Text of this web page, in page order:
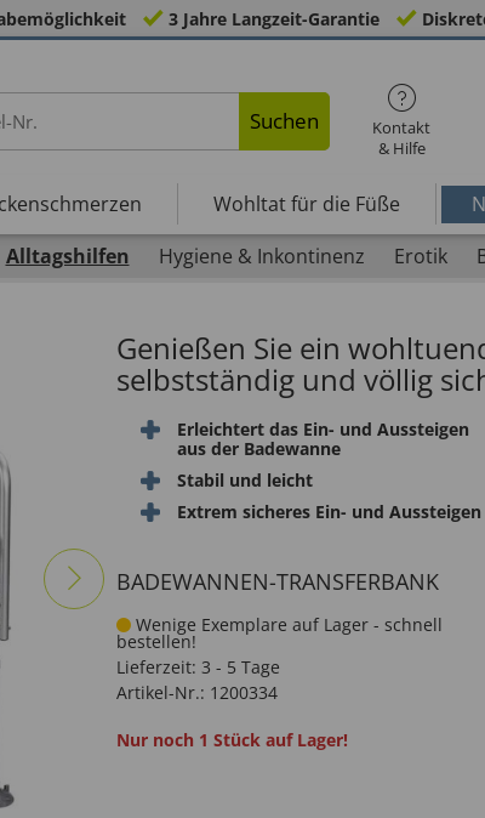
3 Jahre Langzeit-Garantie
Suchen
Kontakt
& Hilfe
Wohltat für die Füße
Alltagshilfen Hygiene & Inkontinenz Erotik
Genießen Sie ein
selbstständig und völlig
Erleichtert das Ein- und Aussteigen
aus der Badewanne
Stabil und leicht
Extrem sicheres Ein- und Aussteigen
BADEWANNEN-TRANSFERBANK
Wenige Exemplare auf Lager - schnell
bestellen!
Lieferzeit: 3 - 5 Tage
Artikel-Nr.: 1200334
Nur noch 1 Stück auf Lager!